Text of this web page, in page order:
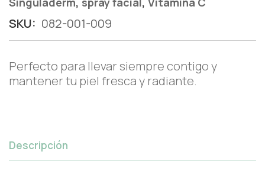
SKU: 082-001-009
Perfecto para llevar siempre contigo y
mantener tu piel fresca y radiante.
Descripción